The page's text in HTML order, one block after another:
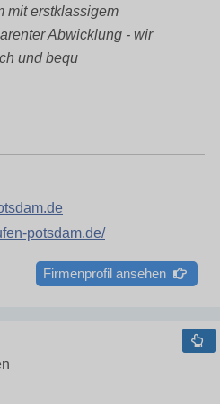
mit erstklassigem
Abwicklung - wir
und bequ
potsdam.de/
Firmenprofil ansehen